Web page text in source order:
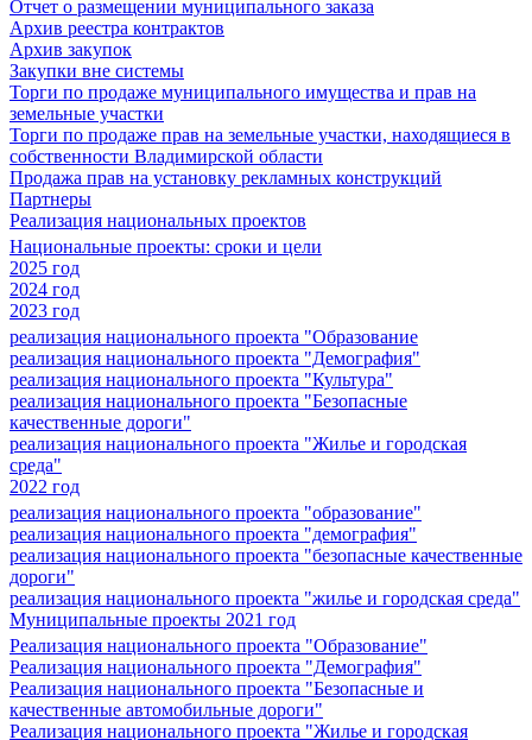
Отчет о размещении муниципального заказа
Архив реестра контрактов
Архив закупок
Закупки вне системы
Торги по продаже муниципального имущества и прав на
земельные участки
Торги по продаже прав на земельные участки, находящиеся в
собственности Владимирской области
Продажа прав на установку рекламных конструкций
Партнеры
Реализация национальных проектов
Национальные проекты: сроки и цели
2025 год
2024 год
2023 год
реализация национального проекта "Образование
реализация национального проекта "Демография"
реализация национального проекта "Культура"
реализация национального проекта "Безопасные
качественные дороги"
реализация национального проекта "Жилье и городская
среда"
2022 год
реализация национального проекта "образование"
реализация национального проекта "демография"
реализация национального проекта "безопасные качественные
дороги"
реализация национального проекта "жилье и городская среда"
Муниципальные проекты 2021 год
Реализация национального проекта "Образование"
Реализация национального проекта "Демография"
Реализация национального проекта "Безопасные и
качественные автомобильные дороги"
Реализация национального проекта "Жилье и городская